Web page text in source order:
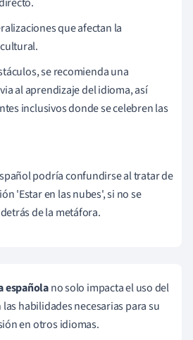
que afectan la
se recomienda una
al aprendizaje del idioma, así
inclusivos donde se celebren las
podría confundirse al tratar de
'Estar en las nubes', si no se
de la metáfora.
españolano solo impacta el uso del
habilidades necesarias para su
en otros idiomas.